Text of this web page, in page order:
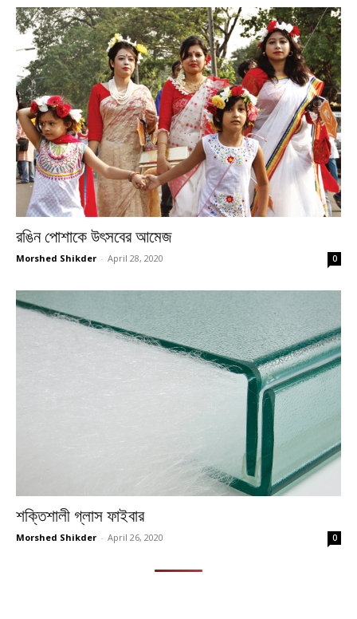
রঙিন পোশাকে উৎসবের আমেজ
Morshed Shikder - April 28, 2020 0
শক্তিশালী গ্লাস ফাইবার
Morshed Shikder - April 26, 2020 0